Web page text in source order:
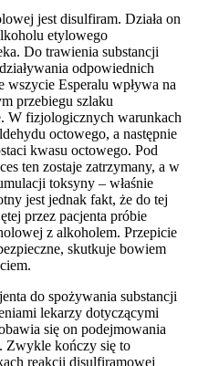
jest disulfiram. Działa on
etylowego
Do trawienia substancji
odpowiednich
Esperalu wpływa na
przebiegu szlaku
W fizjologicznych warunkach
octowego, a następnie
kwasu octowego. Pod
ten zostaje zatrzymany, a w
toksyny – właśnie
jest jednak fakt, że do tej
przez pacjenta próbie
z alkoholem. Przepicie
skutkuje bowiem
do spożywania substancji
lekarzy dotyczącymi
się on podejmowania
Zwykle kończy się to
reakcji disulfiramowej